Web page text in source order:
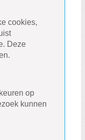
cookies,
Deze
op
kunnen